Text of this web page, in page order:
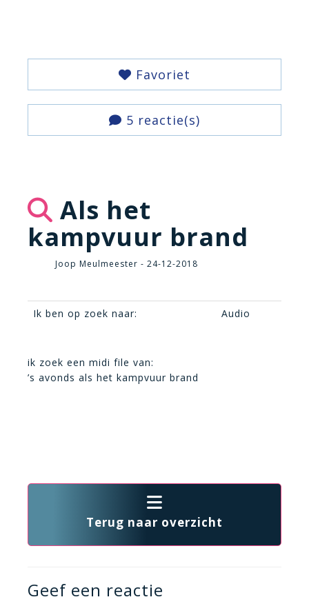
Favoriet
5 reactie(s)
Als het
kampvuur brand
Joop Meulmeester - 24-12-2018
Ik ben op zoek naar: Audio
ik zoek een midi file van:
’s avonds als het kampvuur brand
Terug naar overzicht
Geef een reactie